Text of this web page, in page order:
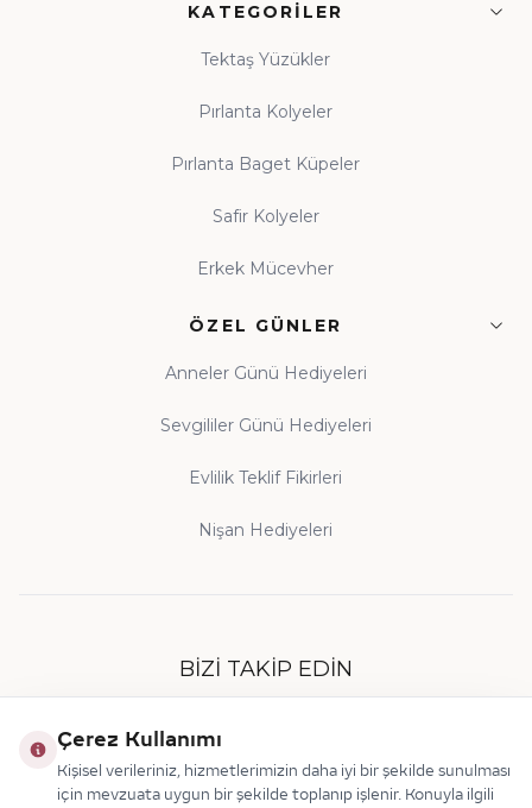
KATEGORILER
Tektaş Yüzükler
Pırlanta Kolyeler
Pırlanta Baget Küpeler
Safir Kolyeler
Erkek Mücevher
ÖZEL GÜNLER
Anneler Günü Hediyeleri
Sevgililer Günü Hediyeleri
Evlilik Teklif Fikirleri
Nişan Hediyeleri
BIZI TAKIP EDIN
Çerez Kullanımı
Kişisel verileriniz, hizmetlerimizin daha iyi bir şekilde sunulması
için mevzuata uygun bir şekilde toplanıp işlenir. Konuyla ilgili